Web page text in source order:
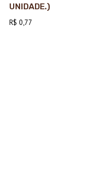
UNIDADE.)
R$ 0,77